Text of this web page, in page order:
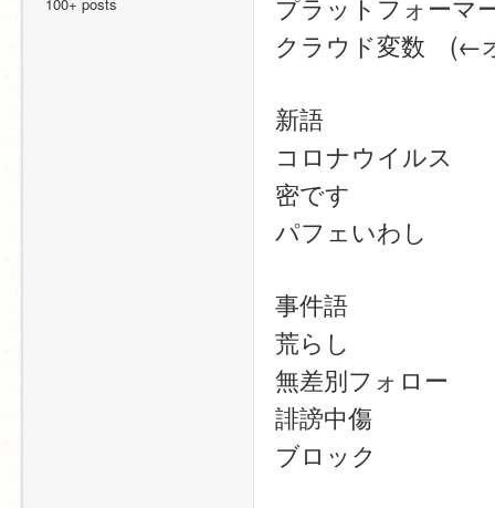
クラウド変数　(←
新語
コロナウイルス
密です
パフェいわし
事件語
荒らし
無差別フォロー
誹謗中傷
ブロック